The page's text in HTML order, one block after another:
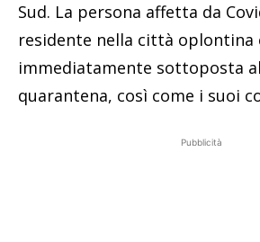
Sud. La persona affetta da
residente nella città oplontina
immediatamente sottoposta
quarantena, così come i suoi
Pubblicità